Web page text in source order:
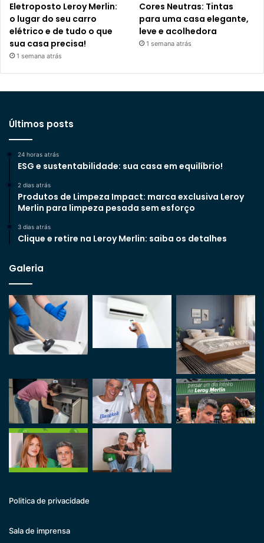
Eletroposto Leroy Merlin:
o lugar do seu carro
elétrico e de tudo o que
sua casa precisa!
1 semana atrás
Cores Neutras: Tintas
para uma casa elegante,
leve e acolhedora
1 semana atrás
Últimos posts
24 horas atrás
ESG e sustentabilidade: sua casa em equilíbrio!
2 dias atrás
Produtos de Limpeza Impact: marca exclusiva Leroy
Merlin para limpeza pesada sem esforço
3 dias atrás
Clique e retire na Leroy Merlin: saiba os detalhes
Galeria
Politica de privacidade
Sala de imprensa